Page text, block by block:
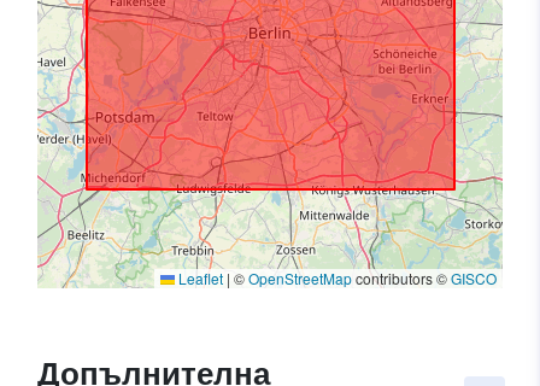
Leaflet | ©OpenStreetMapcontributors ©GISCO
Допълнителна